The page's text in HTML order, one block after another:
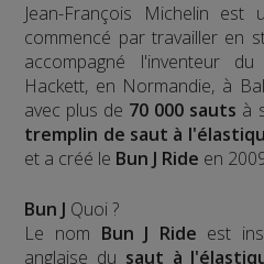
Jean-François Michelin est
commencé par travailler en
accompagné l'inventeur du
Hackett, en Normandie, à
avec plus de 70 000 sauts à
tremplin de saut à
et a créé le Bun J Ride en
Bun J Quoi ?
Le nom Bun J Ride est
anglaise du saut à